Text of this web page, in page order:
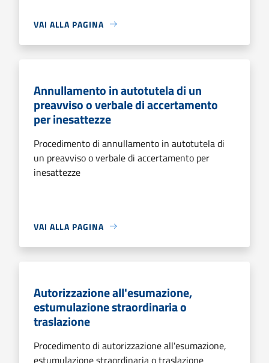
VAI ALLA PAGINA
Annullamento in autotutela di un
preavviso o verbale di accertamento
per inesattezze
Procedimento di annullamento in autotutela di
un preavviso o verbale di accertamento per
inesattezze
VAI ALLA PAGINA
Autorizzazione all'esumazione,
estumulazione straordinaria o
traslazione
Procedimento di autorizzazione all'esumazione,
estumulazione straordinaria o traslazione